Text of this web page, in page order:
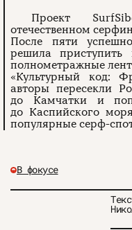
В фокусе
Проект
отечественном
После пяти
решила
полнометражные
«Культурный код:
авторы пересекли
до Камчатки и
до Каспийского
популярные серф-